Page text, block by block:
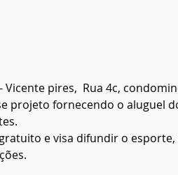
pires,  Rua 4c,
projeto fornecendo o aluguel
e visa difundir o